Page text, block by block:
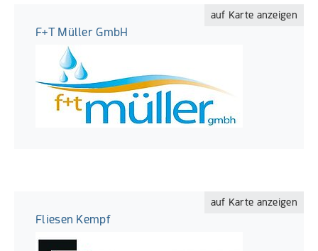
auf Karte anzeigen
F+T Müller GmbH
auf Karte anzeigen
Fliesen Kempf